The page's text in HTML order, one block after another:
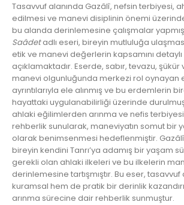
Tasavvuf alanında Gazâlî, nefsin terbiyesi,
edilmesi ve manevi disiplinin önemi
bu alanda derinlemesine çalışmalar
Saâdetadlı eseri, bireyin mutluluğa
etik ve manevi değerlerin kapsamını
açıklamaktadır. Eserde, sabır, tevazu,
manevi olgunluğunda merkezi rol oynayan
ayrıntılarıyla ele alınmış ve bu erdemlerin
hayattaki uygulanabilirliği üzerinde
ahlaki eğilimlerden arınma ve nefis
rehberlik sunularak, maneviyatın somut bir
olarak benimsenmesi hedeflenmiştir.
bireyin kendini Tanrı’ya adamış bir yaşam
gerekli olan ahlaki ilkeleri ve bu ilkelerin
derinlemesine tartışmıştır. Bu eser,
kuramsal hem de pratik bir derinlik
arınma sürecine dair rehberlik sunmuştur.